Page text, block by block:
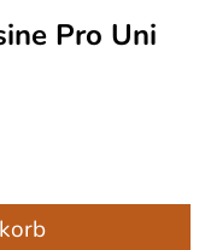
Pro Uni